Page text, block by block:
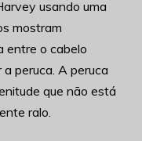
usando uma
mostram
entre o cabelo
peruca. A peruca
que não está
ralo.